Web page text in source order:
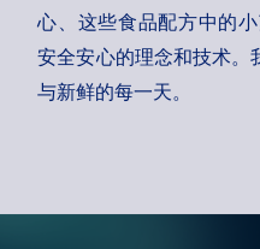
心、这些食品配方中的
安全安心的理念和技术。
与新鲜的每一天。